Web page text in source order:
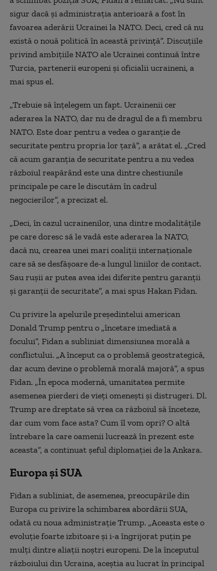
sigur dacă şi administraţia anterioară a fost în
favoarea aderării Ucrainei la NATO. Deci, cred că nu
există o nouă politică în această privinţă”. Discuţiile
privind ambiţiile NATO ale Ucrainei continuă între
Turcia, partenerii europeni şi oficialii ucraineni, a
mai spus el.
„Trebuie să înţelegem un fapt. Ucrainenii cer
aderarea la NATO, dar nu de dragul de a fi membru
NATO. Este doar pentru a vedea o garanţie de
securitate pentru propria lor ţară”, a arătat el. „Cred
că acum garanţia de securitate pentru a nu vedea
războiul reapărând este una dintre chestiunile
principale pe care le discutăm în cadrul
negocierilor”, a precizat el.
„Deci, în cazul ucrainenilor, una dintre modalităţile
pe care doresc să le vadă este aderarea la NATO,
dacă nu, crearea unei mari coaliţii internaţionale
care să se desfăşoare de-a lungul liniilor de contact.
Sau ruşii ar putea avea idei diferite pentru garanţii
şi garanţii de securitate”, a mai spus Hakan Fidan.
Cu privire la apelurile preşedintelui american
Donald Trump pentru o „încetare imediată a
focului”, Fidan a subliniat dimensiunea morală a
conflictului. „A început ca o problemă geostrategică,
dar acum devine o problemă morală majoră”, a spus
Fidan. „În epoca modernă, umanitatea permite
asemenea pierderi de vieţi omeneşti şi distrugeri. Dl.
Trump are dreptate să vrea ca războiul să înceteze,
dar cum vom face asta? Cum îl vom opri? O altă
întrebare la care oamenii lucrează în prezent este
aceasta”, a continuat şeful diplomaţiei de la Ankara.
Europa și SUA
Fidan a subliniat, de asemenea, preocupările din
Europa cu privire la schimbarea abordării SUA,
odată cu noua administraţie Trump. „Aceasta este o
evoluţie foarte izbitoare şi i-a îngrijorat puţin pe
mulţi dintre aliaţii noştri europeni. De la începutul
războiului din Ucraina, aceştia au lucrat în principal